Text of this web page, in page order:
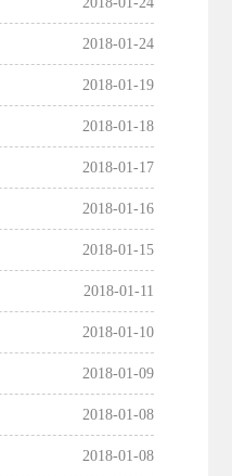
2018-01-24
2018-01-19
2018-01-18
2018-01-17
2018-01-16
2018-01-15
2018-01-11
2018-01-10
2018-01-09
2018-01-08
2018-01-08